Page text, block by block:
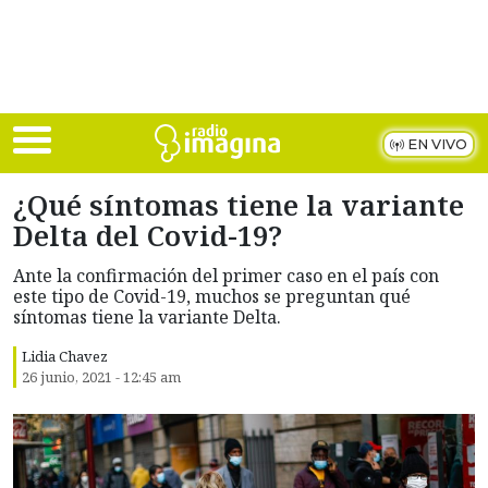
EN VIVO
¿Qué síntomas tiene la variante
Delta del Covid-19?
Ante la confirmación del primer caso en el país con
este tipo de Covid-19, muchos se preguntan qué
síntomas tiene la variante Delta.
Lidia Chavez
26 junio, 2021 - 12:45 am